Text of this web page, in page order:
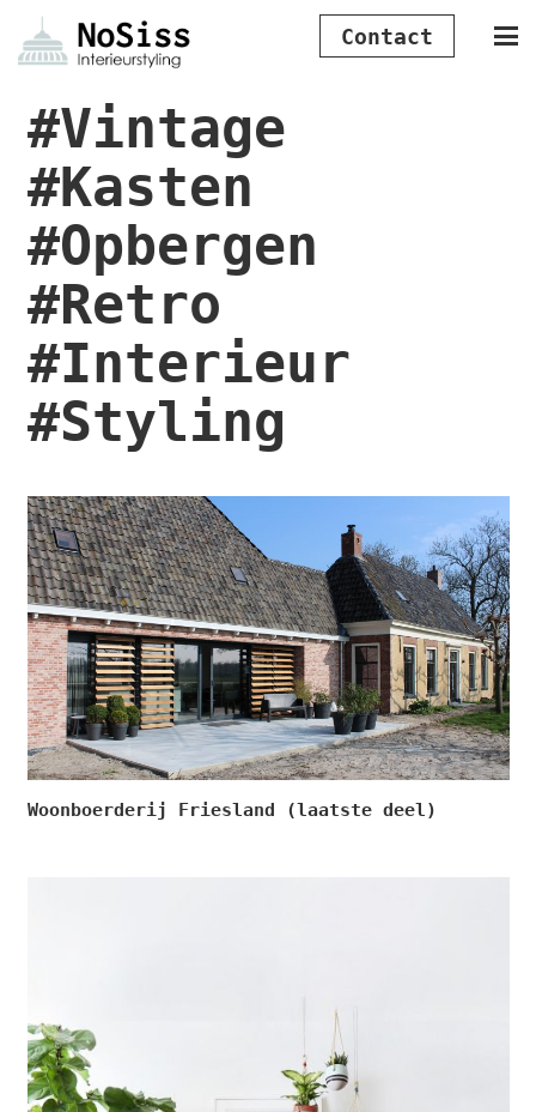
Contact
#Vintage
#Kasten
#Opbergen
#Retro
#Interieur
#Styling
Woonboerderij Friesland (laatste deel)